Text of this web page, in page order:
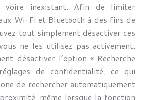
voire inexistant. Afin de limiter
Wi-Fi et Bluetooth à des fins de
tout simplement désactiver ces
ne les utilisez pas activement.
désactiver l’option « Recherche
de confidentialité, ce qui
de rechercher automatiquement
même lorsque la fonction